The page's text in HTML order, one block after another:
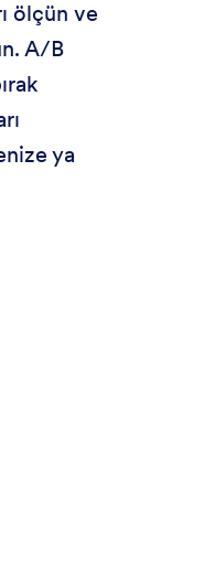
ölçün ve
A/B
ya